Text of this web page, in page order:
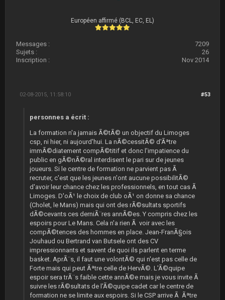
Européen affirmé (BCL, EC, EL)
Messages :
7209
Sujets :
26
Inscription :
Nov 2014
#53
02-08-2015, 11:58:10
personnes a écrit :
La formation n'a jamais Ã©tÃ© un objectif du Limoges
csp, ni hier, ni aujourd'hui. La nÃ©cessitÃ© d'Ãªtre
immÃ©diatement compÃ©titif et donc l'impatience du
public en gÃ©nÃ©ral interdisent le pari sur de jeunes
joueurs. Si le centre de formation ne parvient pas Ã
recruter, c'est que les jeunes n'ont aucune possibilitÃ©
d'avoir leur chance chez les professionnels, en tout cas Ã
Limoges. D'oÃ¹ le choix de club oÃ¹ on donne sa chance
(Cholet, le Mans) mais qui ont des rÃ©sultats sportifs
dÃ©cevants ces derniÃ¨res annÃ©es. Y compris chez les
espoirs pour Le Mans. Cela n'a rien Ã voir avec les
compÃ©tences des hommes en place. Jean-FranÃ§ois
Jouhaud ou Bertrand van Butsele ont des CV
impressionnants et savent de quoi ils parlent en terme
basket. AprÃ¨s, il faut une volontÃ© qui n'est pas celle de
Forte mais qui peut Ãªtre celle de HervÃ©. L'Ã©quipe
espoir sera trÃ¨s faible cette annÃ©e mais je vous invite Ã
suivre les rÃ©sultats de l'Ã©quipe cadet car le centre de
formation ne se limite aux espoirs. Si le CSP arrive Ã Ãªtre